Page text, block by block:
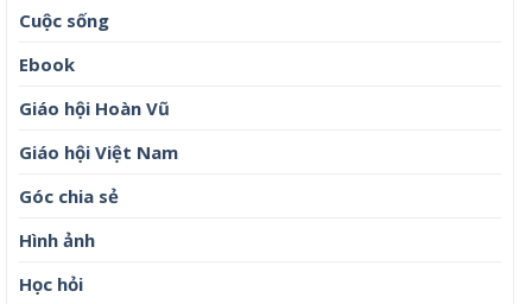
Cuộc sống
Ebook
Giáo hội Hoàn Vũ
Giáo hội Việt Nam
Góc chia sẻ
Hình ảnh
Học hỏi